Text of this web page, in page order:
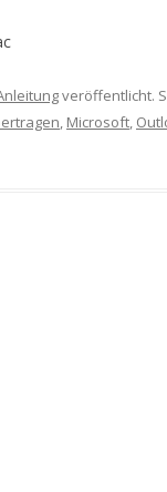
veröffentlicht.
, Microsoft,